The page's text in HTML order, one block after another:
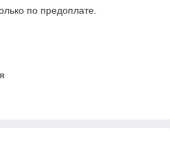
по предоплате.